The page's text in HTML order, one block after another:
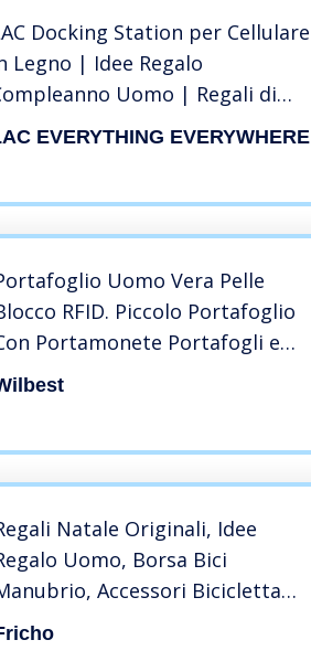
Docking Station per Cellulare
Legno | Idee Regalo
Uomo | Regali di
Originale Lui |
EVERYTHING EVERYWHERE
Uomo Vera Pelle
RFID. Piccolo Portafoglio
Portamonete Portafogli e
Chiavi Confezione Regalo,
Natale Originali, Idee
Uomo, Borsa Bici
Accessori Bicicletta
Gadget Uomo Utili, Regalo